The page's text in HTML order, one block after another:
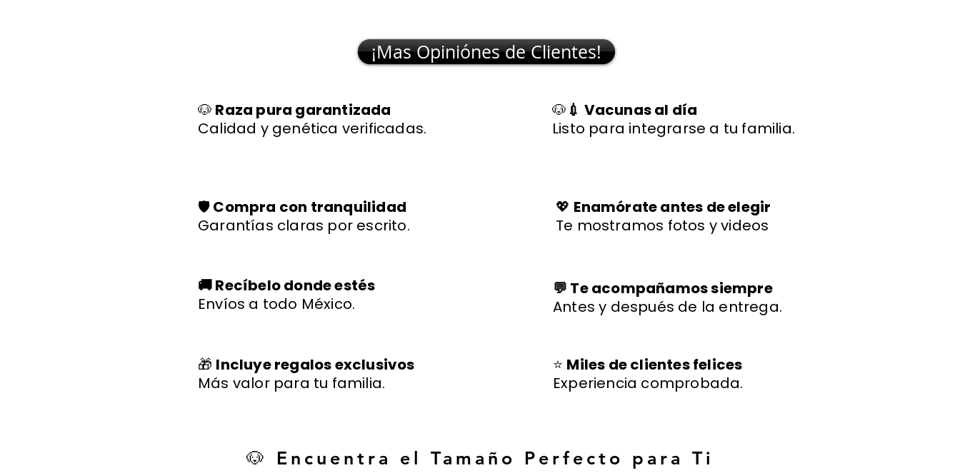
¡Mas Opiniónes de Clientes!
🐶 Raza pura garantizada
Calidad y genética verificadas.
🐶 💉 Vacunas al día
Listo para integrarse a tu familia.
🛡️Compra con tranquilidad
Garantías claras por escrito.
🚚 Recíbelo donde estés
Envíos a todo México.
🎁 Incluye regalos exclusivos
Más valor para tu familia.
💖 Enamórate antes de elegir
Te mostramos fotos y videos
💬 Te acompañamos siempre
Antes y después de la entrega.
⭐ Miles de clientes felices
Experiencia comprobada.
🐶 Encuentra el Tamaño Perfecto para Ti